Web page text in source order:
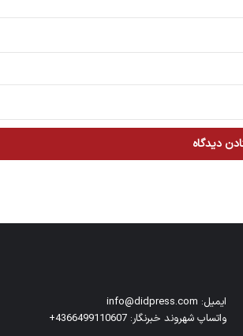
ایمیل: info@didpress.com
واتساپ شهروند خبرنگار: 4366499110607+